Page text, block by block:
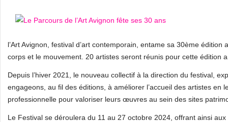
l’Art Avignon, festival d’art contemporain, entame sa 30ème
corps et le mouvement. 20 artistes seront réunis pour cette édition
Depuis l’hiver 2021, le nouveau collectif à la direction du festival,
engageons, au fil des éditions, à améliorer l’accueil des artistes
professionnelle pour valoriser leurs œuvres au sein des sites
Le Festival se déroulera du 11 au 27 octobre 2024, offrant ainsi